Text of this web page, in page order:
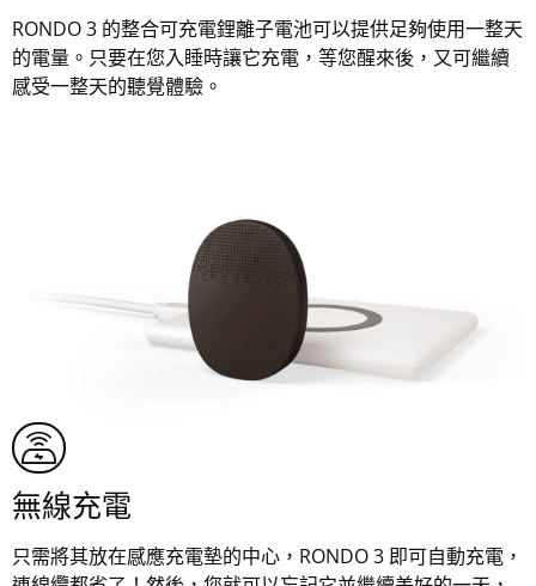
RONDO 3 的整合可充電鋰離子電池可以提供足夠使用一整天
的電量。只要在您入睡時讓它充電，等您醒來後，又可繼續
感受一整天的聽覺體驗。
無線充電
只需將其放在感應充電墊的中心，RONDO 3 即可自動充電，